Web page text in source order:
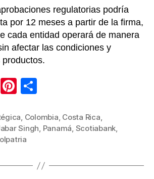
regulatorias podría
por 12 meses a partir de la firma,
cada entidad operará de manera
afectar las condiciones y
E
Pi
er
e
m
p
tir
, Colombia, Costa Rica,
Singh, Panamá, Scotiabank,